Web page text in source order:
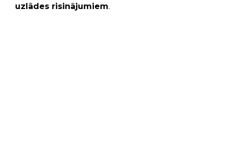
uzlādes risinājumiem.